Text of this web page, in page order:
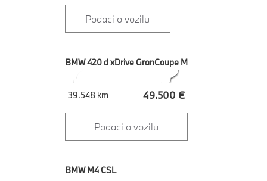
Podaci o vozilu
BMW 420 d xDrive GranCoupe M
39.548 km 49.500 €
Podaci o vozilu
BMW M4 CSL